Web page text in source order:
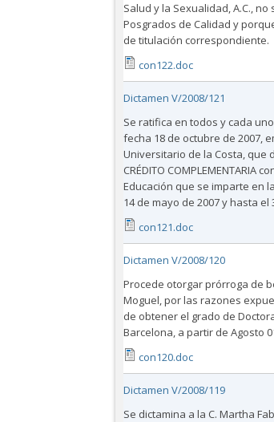
Salud y la Sexualidad, A.C.,
Posgrados de Calidad y
de titulación correspondiente.
con122.doc
Dictamen V/2008/121
Se ratifica en todos y cada
fecha 18 de octubre de 2007,
Universitario de la Costa, que
CRÉDITO
Educación que se imparte en
14 de mayo de 2007 y hasta el
con121.doc
Dictamen V/2008/120
Procede otorgar prórroga de
Moguel, por las razones
de obtener el grado de
Barcelona, a partir de Agosto
con120.doc
Dictamen V/2008/119
Se dictamina a la C. Martha